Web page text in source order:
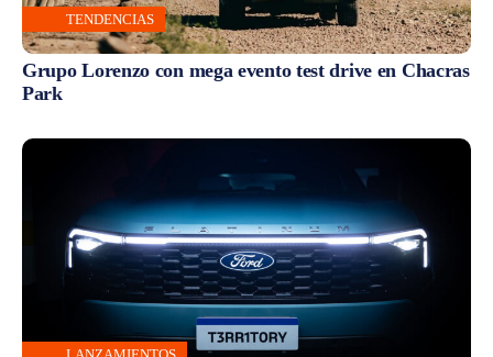
TENDENCIAS
Grupo Lorenzo con mega evento test drive en Chacras
Park